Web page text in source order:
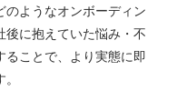
のようなオンボーディン
後に抱えていた悩み・不
ることで、より実態に即